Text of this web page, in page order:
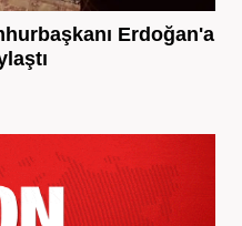
Erdoğan'a